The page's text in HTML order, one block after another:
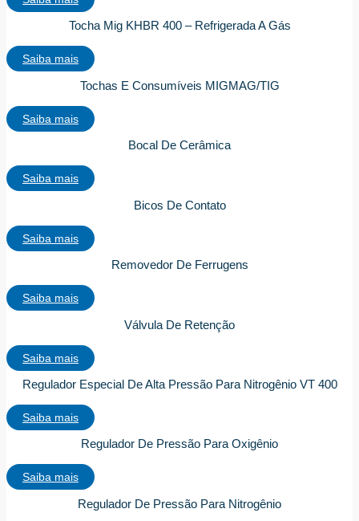
Tocha Mig KHBR 400 – Refrigerada A Gás
Saiba mais
Tochas E Consumíveis MIGMAG/TIG
Saiba mais
Bocal De Cerâmica
Saiba mais
Bicos De Contato
Saiba mais
Removedor De Ferrugens
Saiba mais
Válvula De Retenção
Saiba mais
Regulador Especial De Alta Pressão Para Nitrogênio VT 400
Saiba mais
Regulador De Pressão Para Oxigênio
Saiba mais
Regulador De Pressão Para Nitrogênio